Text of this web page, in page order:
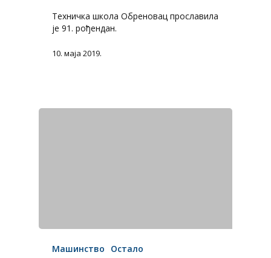
Техничка школа Обреновац прославила
је 91. рођендан.
10. маја 2019.
Машинство Остало